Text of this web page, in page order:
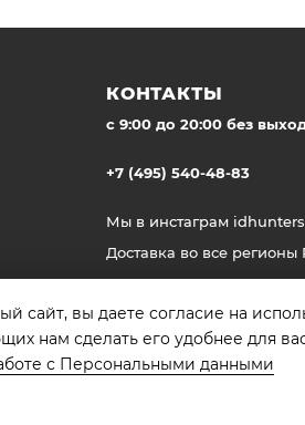
сайт, вы даете согласие на
нам сделать его удобнее для
с Персональными данными
КОНТАКТЫ
c 9:00 до 20:00 без
+7 (495) 540-48-83
Мы в инстаграм
Доставка во все регионы